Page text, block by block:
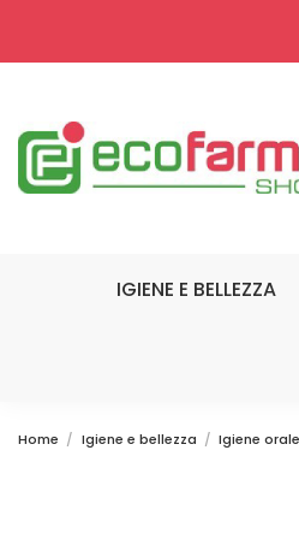
IGIENE E BELLEZZA
Home Igiene e bellezza Igiene orale